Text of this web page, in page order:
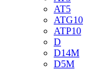
AT5
ATG10
ATP10
D
D14M
D5M